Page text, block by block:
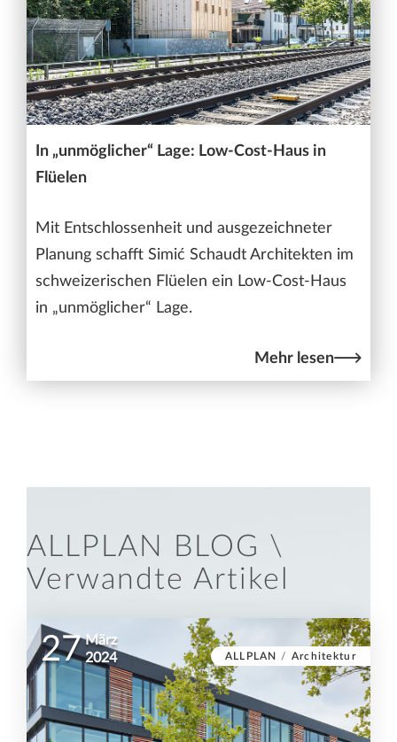
In „unmöglicher“ Lage: Low-Cost-Haus in
Flüelen
Mit Entschlossenheit und ausgezeichneter
Planung schafft Simić Schaudt Architekten im
schweizerischen Flüelen ein Low-Cost-Haus
in „unmöglicher“ Lage.
Mehr lesen
ALLPLAN BLOG \
Verwandte Artikel
ALLPLAN / Architektur
27 März
2024